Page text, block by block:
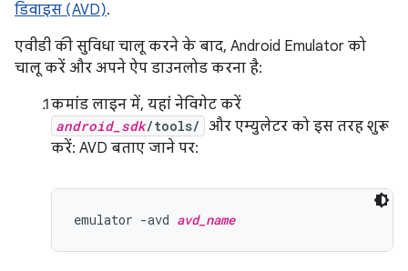
डिवाइस (AVD).
एवीडी की सुविधा चालू करने के बाद, Android Emulator को
चालू करें और अपने ऐप डाउनलोड करना है:
कमांड लाइन में, यहां नेविगेट करें
android_sdk/tools/ और एम्युलेटर को इस तरह शुरू
करें: AVD बताए जाने पर:
emulator -avd avd_name